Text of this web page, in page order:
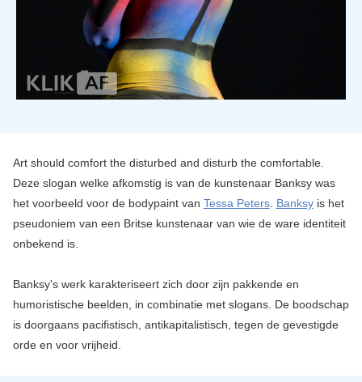
Art should comfort the disturbed and disturb the comfortable.
Deze slogan welke afkomstig is van de kunstenaar Banksy was
het voorbeeld voor de bodypaint van Tessa Peters. Banksyis het
pseudoniem van een Britse kunstenaar van wie de ware identiteit
onbekend is.
Banksy's werk karakteriseert zich door zijn pakkende en
humoristische beelden, in combinatie met slogans. De boodschap
is doorgaans pacifistisch, antikapitalistisch, tegen de gevestigde
orde en voor vrijheid.